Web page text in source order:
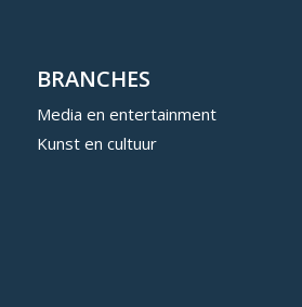
BRANCHES
Media en entertainment
Kunst en cultuur